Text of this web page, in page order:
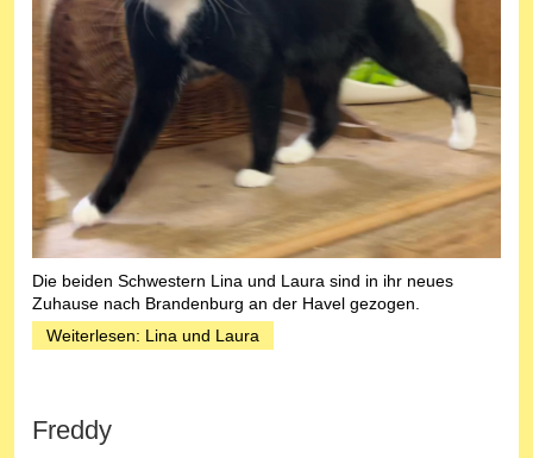
Die beiden Schwestern Lina und Laura sind in ihr neues
Zuhause nach Brandenburg an der Havel gezogen.
Weiterlesen: Lina und Laura
Freddy